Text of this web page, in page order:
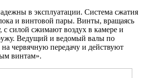
в эксплуатации. Система сжатия
и винтовой пары. Винты, вращаясь
с силой сжимают воздух в камере и
Ведущий и ведомый валы по
червячную передачу и действуют
винтам».